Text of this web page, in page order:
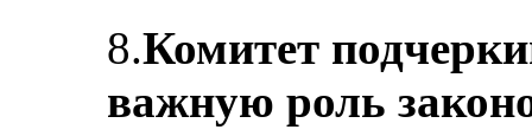
8.Комитет
важную роль